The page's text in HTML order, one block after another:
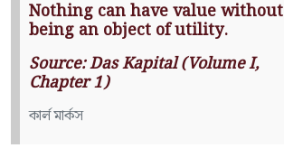
Nothing can have value without
being an object of utility.
Source: Das Kapital (Volume I,
Chapter 1)
কার্ল মার্কস